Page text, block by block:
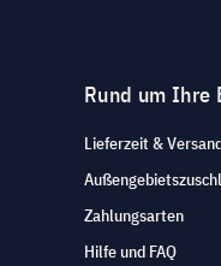
Rund um Ihre
Lieferzeit &
Zahlungsarten
Hilfe und FAQ